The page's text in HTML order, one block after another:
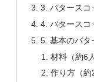
3. バタースコ
4. バタースコ
5. 基本のバタ
材料（約6
作り方（約